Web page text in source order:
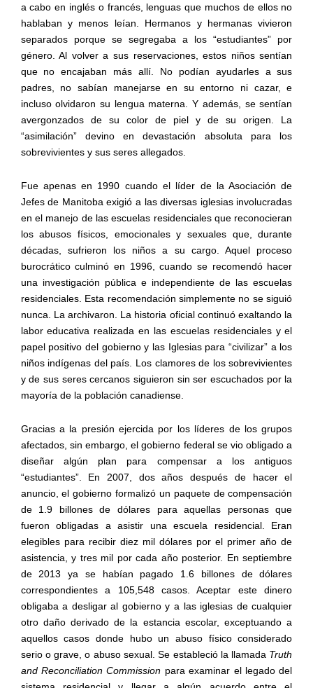
a cabo en inglés o francés, lenguas que muchos de ellos no
hablaban y menos leían. Hermanos y hermanas vivieron
separados porque se segregaba a los “estudiantes” por
género. Al volver a sus reservaciones, estos niños sentían
que no encajaban más allí. No podían ayudarles a sus
padres, no sabían manejarse en su entorno ni cazar, e
incluso olvidaron su lengua materna. Y además, se sentían
avergonzados de su color de piel y de su origen. La
“asimilación” devino en devastación absoluta para los
sobrevivientes y sus seres allegados.
Fue apenas en 1990 cuando el líder de la Asociación de
Jefes de Manitoba exigió a las diversas iglesias involucradas
en el manejo de las escuelas residenciales que reconocieran
los abusos físicos, emocionales y sexuales que, durante
décadas, sufrieron los niños a su cargo. Aquel proceso
burocrático culminó en 1996, cuando se recomendó hacer
una investigación pública e independiente de las escuelas
residenciales. Esta recomendación simplemente no se siguió
nunca. La archivaron. La historia oficial continuó exaltando la
labor educativa realizada en las escuelas residenciales y el
papel positivo del gobierno y las Iglesias para “civilizar” a los
niños indígenas del país. Los clamores de los sobrevivientes
y de sus seres cercanos siguieron sin ser escuchados por la
mayoría de la población canadiense.
Gracias a la presión ejercida por los líderes de los grupos
afectados, sin embargo, el gobierno federal se vio obligado a
diseñar algún plan para compensar a los antiguos
“estudiantes”. En 2007, dos años después de hacer el
anuncio, el gobierno formalizó un paquete de compensación
de 1.9 billones de dólares para aquellas personas que
fueron obligadas a asistir una escuela residencial. Eran
elegibles para recibir diez mil dólares por el primer año de
asistencia, y tres mil por cada año posterior. En septiembre
de 2013 ya se habían pagado 1.6 billones de dólares
correspondientes a 105,548 casos. Aceptar este dinero
obligaba a desligar al gobierno y a las iglesias de cualquier
otro daño derivado de la estancia escolar, exceptuando a
aquellos casos donde hubo un abuso físico considerado
serio o grave, o abuso sexual. Se estableció la llamada Truth
and Reconciliation Commission para examinar el legado del